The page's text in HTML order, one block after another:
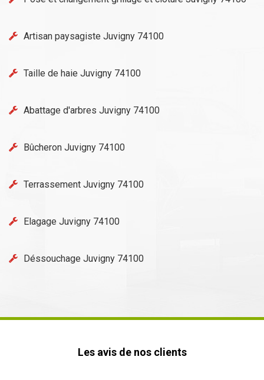
Artisan paysagiste Juvigny 74100
Taille de haie Juvigny 74100
Abattage d'arbres Juvigny 74100
Bûcheron Juvigny 74100
Terrassement Juvigny 74100
Elagage Juvigny 74100
Déssouchage Juvigny 74100
Les avis de nos clients